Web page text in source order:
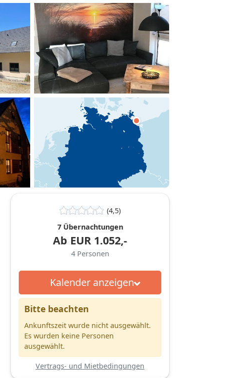
(4,5)
7 Übernachtungen
Ab EUR 1.052,-
4 Personen
Kalender anzeigen
Bitte beachten
Ankunftszeit wurde nicht ausgewählt.
Es wurden keine Personen
ausgewählt.
Vertrags- und Mietbedingungen